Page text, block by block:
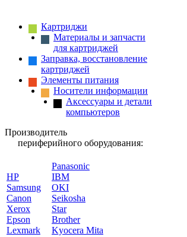
Картриджи
Материалы и запчасти
для картриджей
Заправка, восстановление
картриджей
Элементы питания
Носители информации
Аксессуары и детали
компьютеров
Производитель
периферийного оборудования:
HP
Samsung
Canon
Xerox
Epson
Lexmark
Panasonic
IBM
OKI
Seikosha
Star
Brother
Kyocera Mita